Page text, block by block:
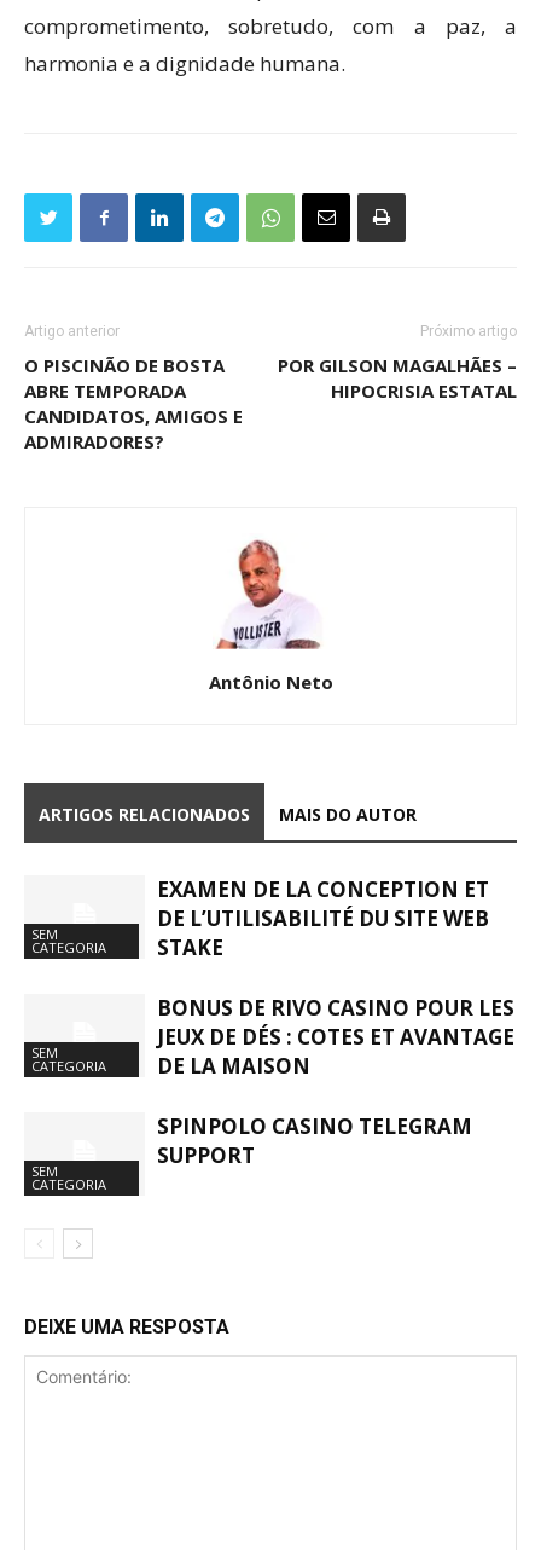
comprometimento, sobretudo, com a paz, a
harmonia e a dignidade humana.
Artigo anterior
O PISCINÃO DE BOSTA
ABRE TEMPORADA
CANDIDATOS, AMIGOS E
ADMIRADORES?
Próximo artigo
POR GILSON MAGALHÃES –
HIPOCRISIA ESTATAL
Antônio Neto
ARTIGOS RELACIONADOS MAIS DO AUTOR
SEM
CATEGORIA
EXAMEN DE LA CONCEPTION ET
DE L’UTILISABILITÉ DU SITE WEB
STAKE
SEM
CATEGORIA
BONUS DE RIVO CASINO POUR LES
JEUX DE DÉS : COTES ET AVANTAGE
DE LA MAISON
SEM
CATEGORIA
SPINPOLO CASINO TELEGRAM
SUPPORT
DEIXE UMA RESPOSTA